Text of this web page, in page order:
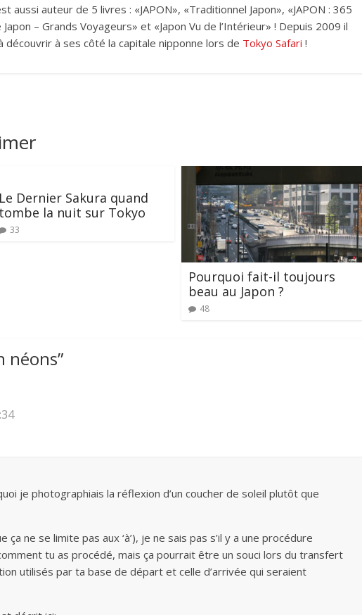
aussi auteur de 5 livres : «JAPON», «Traditionnel Japon», «JAPON : 365
– Grands Voyageurs» et «Japon Vu de l’Intérieur» ! Depuis 2009 il
découvrir à ses côté la capitale nipponne lors de Tokyo Safari !
Le Dernier Sakura quand
tombe la nuit sur Tokyo
33
Pourquoi fait-il toujours
beau au Japon ?
48
néons”
je photographiais la réflexion d’un coucher de soleil plutôt que
ne se limite pas aux ‘à’), je ne sais pas s’il y a une procédure
tu as procédé, mais ça pourrait être un souci lors du transfert
utilisés par ta base de départ et celle d’arrivée qui seraient